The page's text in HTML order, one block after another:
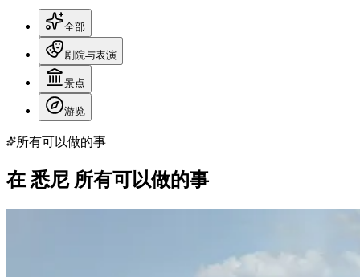
全部
剧院与表演
景点
游览
所有可以做的事
在 悉尼 所有可以做的事